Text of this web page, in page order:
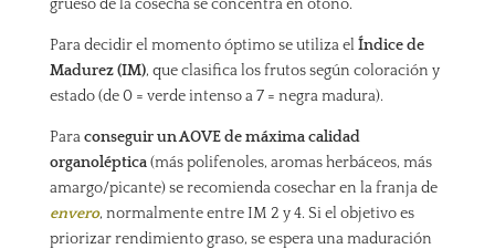
grueso de la cosecha se concentra en otoño.
Para decidir el momento óptimo se utiliza elÍndice de
Madurez (IM), que clasifica los frutos según coloración y
estado (de 0 = verde intenso a 7 = negra madura).
Paraconseguir un AOVE de máxima calidad
organoléptica(más polifenoles, aromas herbáceos, más
amargo/picante) se recomienda cosechar en la franja de
envero, normalmente entre IM 2 y 4. Si el objetivo es
priorizar rendimiento graso, se espera una maduración